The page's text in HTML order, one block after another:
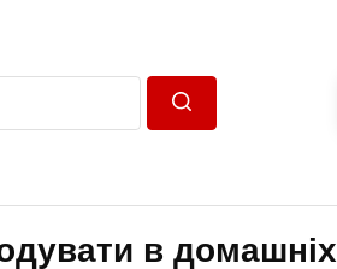
в домашніх